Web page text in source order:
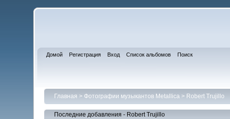
Домой Регистрация Вход Список альбомов Поиск
Главная > Фотографии музыкантов Metallica> Robert Trujillo
Последние добавления - Robert Trujillo